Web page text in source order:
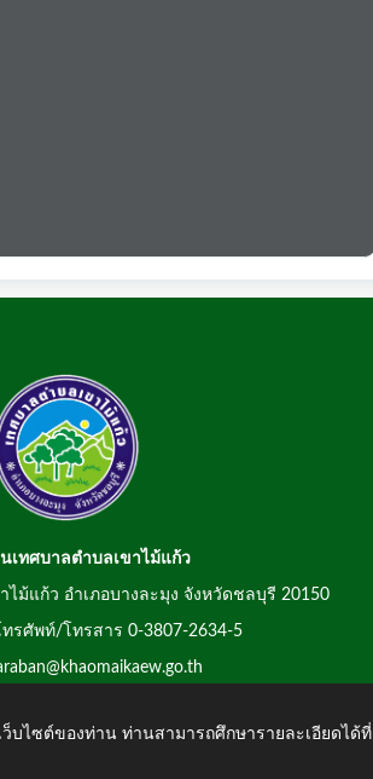
เทศบาลตำบลเขาไม้แก้ว
ม้แก้ว อำเภอบางละมุง จังหวัดชลบุรี 20150
รศัพท์/โทรสาร 0-3807-2634-5
ไซต์ของท่าน ท่านสามารถศึกษารายละเอียดได้ที่